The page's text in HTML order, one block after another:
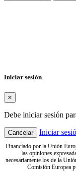
Iniciar sesión
×
Debe iniciar sesión
Cancelar Iniciar
Financiado por la Unión
las opiniones
necesariamente los de la
Comisión Europea